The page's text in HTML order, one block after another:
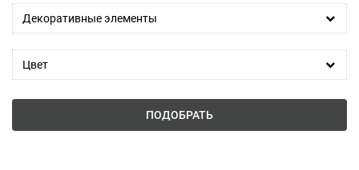
Декоративные элементы
Цвет
ПОДОБРАТЬ